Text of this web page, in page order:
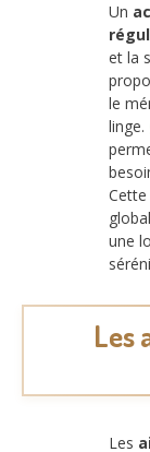
Un
et la
le
linge.
une
Les
Les